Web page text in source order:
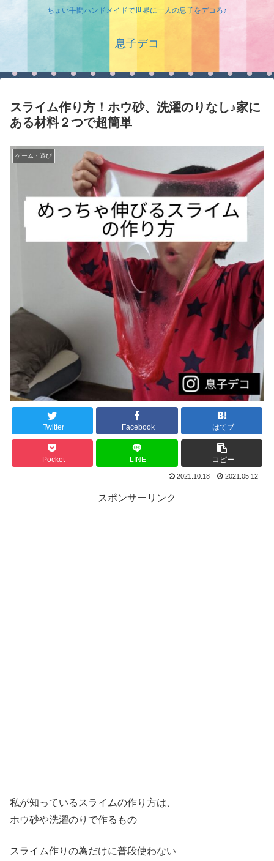
ちょい手間ハンドメイドで世界に一人の息子をデコろ♪
息子デコ
スライム作り方！ホウ砂、洗濯のりなし♪家に
ある材料２つで超簡単
ゲーム・遊び
Twitter Facebook はてブ
Pocket LINE コピー
2021.10.18 2021.05.12
スポンサーリンク
私が知っているスライムの作り方は、
ホウ砂や洗濯のりで作るもの
スライム作りの為だけに普段使わない